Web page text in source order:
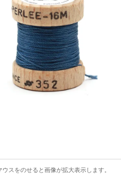
スをのせると画像が拡大表示します。